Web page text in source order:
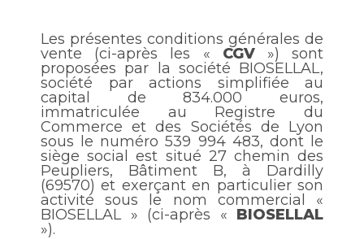
Les présentes conditions générales de
vente (ci-après les « CGV») sont
proposées par la société BIOSELLAL,
société par actions simplifiée au
capital de 834.000 euros,
immatriculée au Registre du
Commerce et des Sociétés de Lyon
sous le numéro 539 994 483, dont le
siège social est situé 27 chemin des
Peupliers, Bâtiment B, à Dardilly
(69570) et exerçant en particulier son
activité sous le nom commercial «
BIOSELLAL » (ci-après « BIOSELLAL
»).